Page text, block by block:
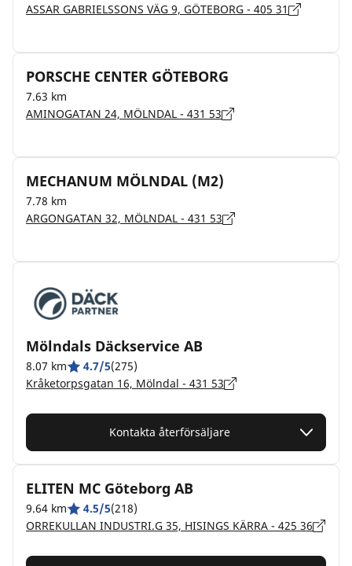
ASSAR GABRIELSSONS VÄG 9, GÖTEBORG - 405 31
PORSCHE CENTER GÖTEBORG
7.63 km
AMINOGATAN 24, MÖLNDAL - 431 53
MECHANUM MÖLNDAL (M2)
7.78 km
ARGONGATAN 32, MÖLNDAL - 431 53
Mölndals Däckservice AB
8.07 km 4.7/5(275)
Kråketorpsgatan 16, Mölndal - 431 53
Kontakta återförsäljare
ELITEN MC Göteborg AB
9.64 km 4.5/5(218)
ORREKULLAN INDUSTRI.G 35, HISINGS KÄRRA - 425 36